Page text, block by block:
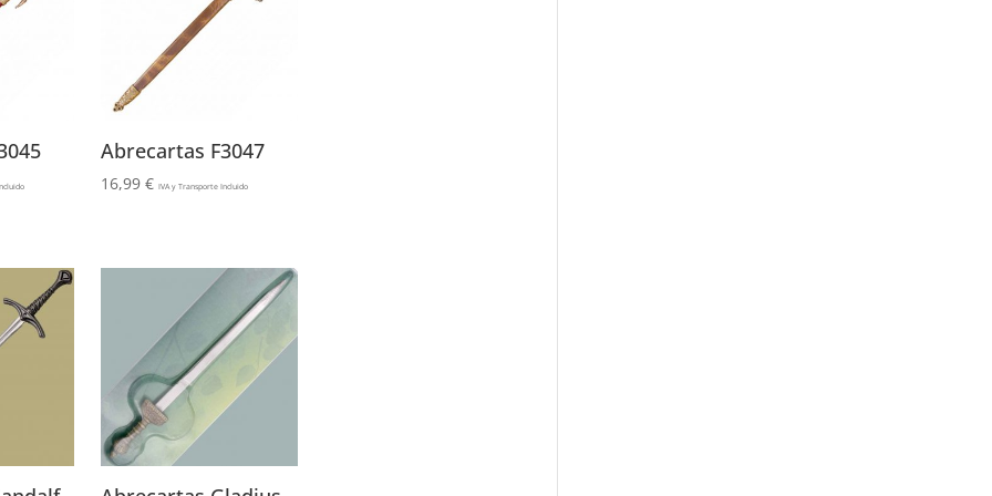
Abrecartas F3047
16,99 € IVA y Transporte Incluido